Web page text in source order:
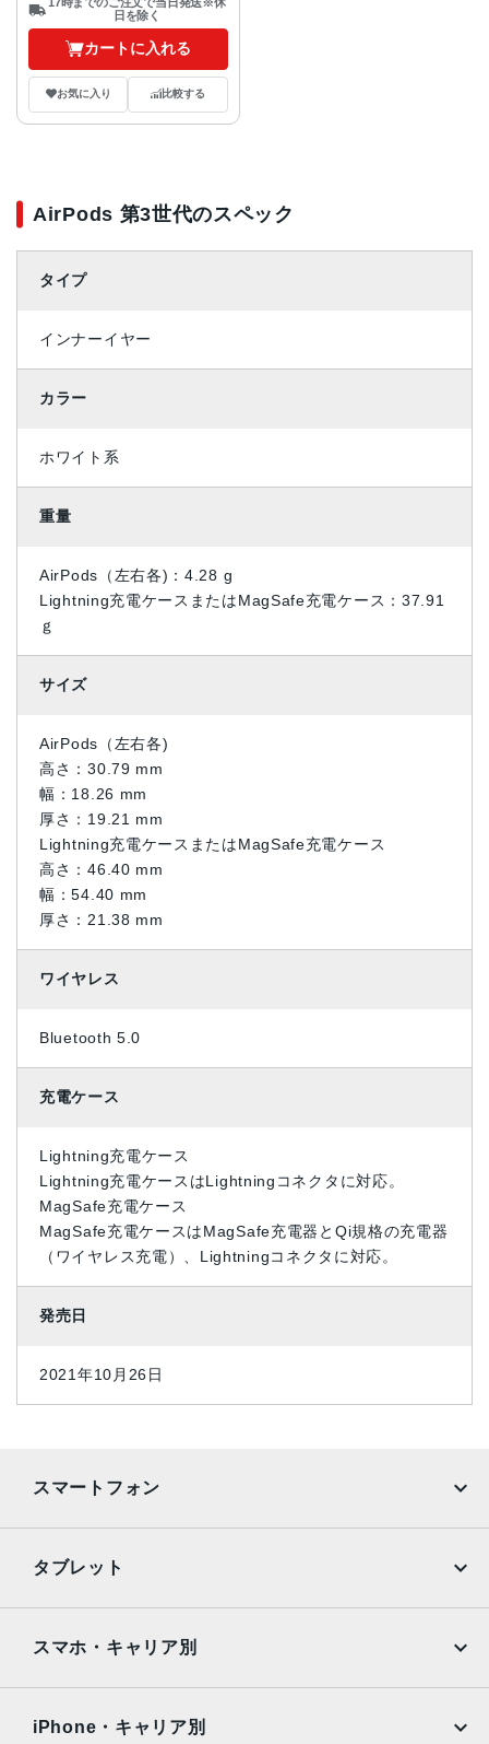
17時までのご注文で当日発送※休
日を除く
カートに入れる
お気に入り 比較する
AirPods 第3世代のスペック
タイプ
インナーイヤー
カラー
ホワイト系
重量
AirPods（左右各)：4.28 g
Lightning充電ケースまたはMagSafe充電ケース：37.91
ｇ
サイズ
AirPods（左右各)
高さ：30.79 mm
幅：18.26 mm
厚さ：19.21 mm
Lightning充電ケースまたはMagSafe充電ケース
高さ：46.40 mm
幅：54.40 mm
厚さ：21.38 mm
ワイヤレス
Bluetooth 5.0
充電ケース
Lightning充電ケース
Lightning充電ケースはLightningコネクタに対応。
MagSafe充電ケース
MagSafe充電ケースはMagSafe充電器とQi規格の充電器
（ワイヤレス充電）、Lightningコネクタに対応。
発売日
2021年10月26日
スマートフォン
AQUOS
OPPO Android
タブレット
Surface
スマホ・キャリア別
iPhone・キャリア別